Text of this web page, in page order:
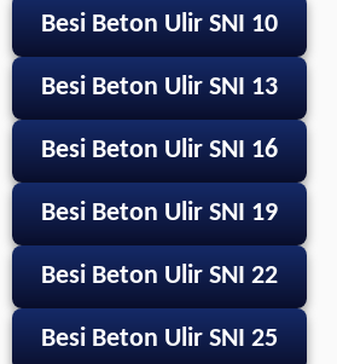
Besi Beton Ulir SNI 10
Besi Beton Ulir SNI 13
Besi Beton Ulir SNI 16
Besi Beton Ulir SNI 19
Besi Beton Ulir SNI 22
Besi Beton Ulir SNI 25